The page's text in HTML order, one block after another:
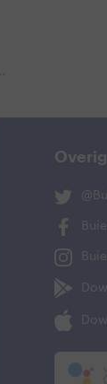
Overig